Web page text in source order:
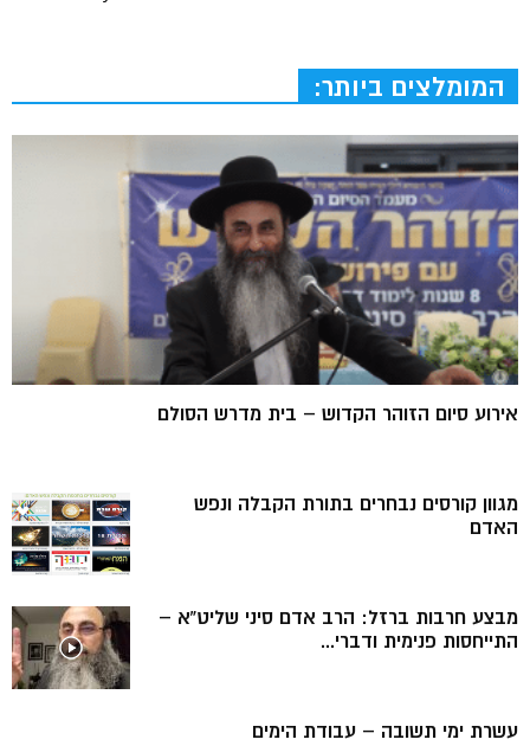
המומלצים ביותר:
אירוע סיום הזוהר הקדוש – בית מדרש הסולם
מגוון קורסים נבחרים בתורת הקבלה ונפש
האדם
מבצע חרבות ברזל: הרב אדם סיני שליט”א –
התייחסות פנימית ודברי...
עשרת ימי תשובה – עבודת הימים